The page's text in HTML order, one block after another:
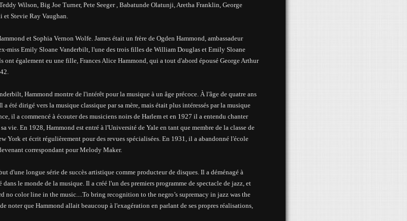
Wilson, Big Joe Turner, Pete Seeger , Babatunde Olatunji, Aretha Franklin, George
Stevie Ray Vaughan.
et Sophia Vernon Wolfe. James était un frère de Ogden Hammond, ambassadeur
miss Emily Sloane Vanderbilt, l'une des trois filles de William Douglas et Emily Sloane
également eu une fille, Frances Alice Hammond, qui a tout d'abord épousé George Arthur
Hammond montre de l'intérêt pour la musique à un âge précoce. À l'âge de quatre ans
été dirigé vers la musique classique par sa mère, mais était plus intéressés par la musique
il a commencé à écouter des musiciens noirs de Harlem et en 1927 il a entendu chanter
vie. En 1928, Hammond est entré à l'Université de Yale en tant que membre de la classe de
et écrit régulièrement pour des revues spécialisées. En 1931, il a abandonné l'école
correspondant pour Melody Maker.
longue série de succès artistique comme producteur de disques. Il a déménagé à
le monde de la musique. Il a créé l'un des premiers programme de spectacle de jazz, et
no color line in the music....To bring recognition to the negro’s supremacy in jazz was the
noter que Hammond allait beaucoup à l'exagération en parlant de ses propres réalisations,